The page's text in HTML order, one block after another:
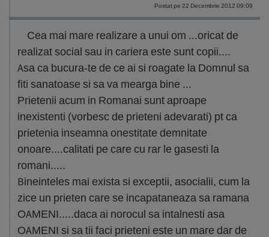
Postat pe 22 Decembrie 2012 09:09
Cea mai mare realizare a unui om ...oricat de
realizat social sau in cariera este sunt copii....
Asa ca bucura-te de ce ai si roagate la Domnul sa
fiti sanatoase si sa va mearga bine ...
Prietenii acum in Romanai sunt aproape
inexistenti (vorbesc de prieteni adevarati) pt ca
prietenia inseamna onestitate demnitate
onoare....calitati pe care cu rar le gasesti la
romani.....
Bineinteles mai exista si exceptii, asocialii, cum la
zice un prieten care se incapataneaza sa ramana
OAMENI.....daca ai norocul sa intalnesti asa
OAMENI si sa tii faci prieteni este un mare dar de